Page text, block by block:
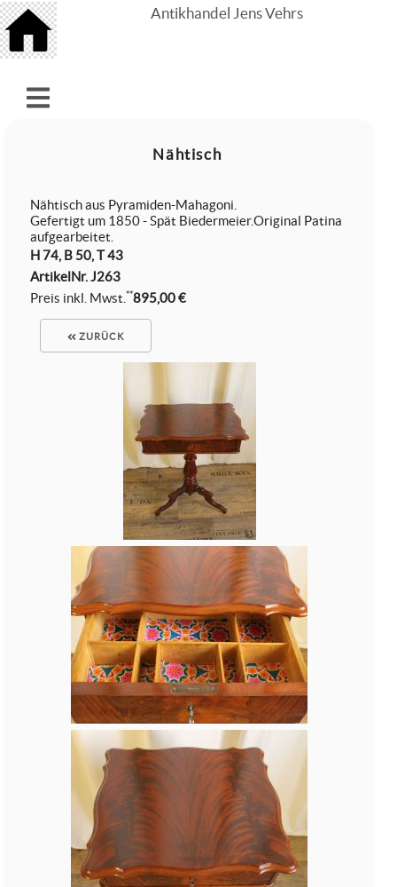
Antikhandel Jens Vehrs
Nähtisch
Nähtisch aus Pyramiden-Mahagoni.
Gefertigt um 1850 - Spät Biedermeier.Original Patina
aufgearbeitet.
H 74, B 50, T 43
ArtikelNr.J263
Preis inkl. Mwst.**895,00 €
ZURÜCK